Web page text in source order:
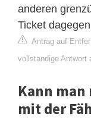
anderen
Ticket
Antrag auf
vollständige Antwort
Kann
mit der